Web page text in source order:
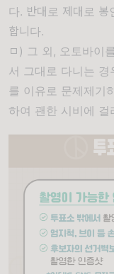
다. 반대로 제대로 봉
합니다.
ㅁ) 그 외, 오토바이
서 그대로 다니는 경
를 이유로 문제제기
하여 괜한 시비에 걸